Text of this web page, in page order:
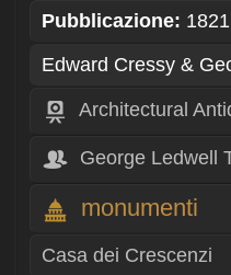
Pubblicazione: 1821
Edward Cressy &
Architectural
George Ledwell
monumenti
Casa dei Crescenzi